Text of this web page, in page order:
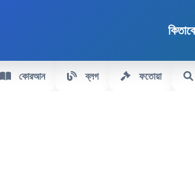
কোরআন ব্লগ ফতোয়া